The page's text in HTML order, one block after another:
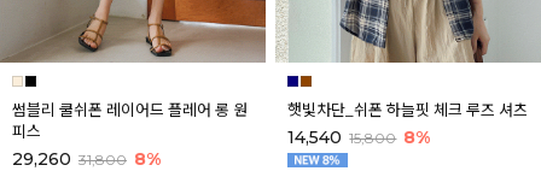
썸블리 쿨쉬폰 레이어드 플레어 롱 원
피스
29,260 31,800 8%
햇빛차단_쉬폰 하늘핏 체크 루즈 셔츠
14,540 15,800 8%